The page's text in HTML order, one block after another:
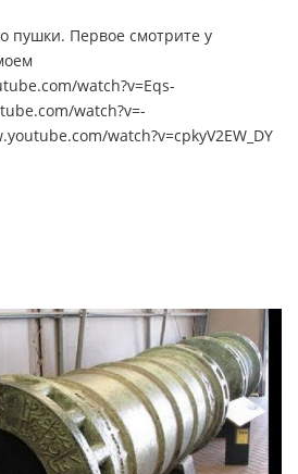
пушки. Первое смотрите у
watch?v=Eqs-
watch?v=-
watch?v=cpkyV2EW_DY